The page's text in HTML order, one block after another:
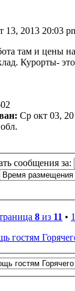
13, 2013 20:03
там и цены
Курорты-
Ср окт 03,
сообщения за:
8 из 11 • 1
гостям